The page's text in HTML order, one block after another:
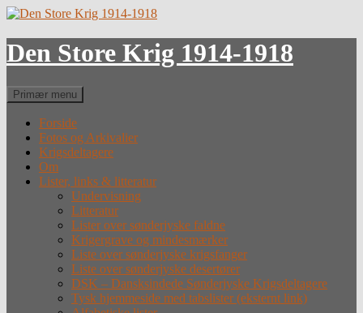
Hop
indhold
Den Store Krig 1914-1918
Søg
Primær menu
Forside
Fotos og Arkivalier
Krigsdeltagere
Om
Lister, links & litteratur
Undervisning
Litteratur
Lister over sønderjyske faldne
Krigergrave og mindesmærker
Liste over sønderjyske krigsfanger
Liste over sønderjyske desertører
DSK – Dansksindede Sønderjyske Krigsdeltagere
Tysk hjemmeside med tabslister (eksternt link)